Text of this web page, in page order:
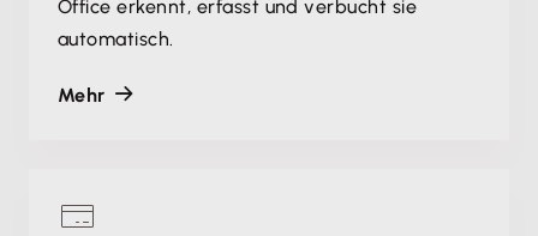
Office erkennt, erfasst und verbucht sie
automatisch.
Mehr